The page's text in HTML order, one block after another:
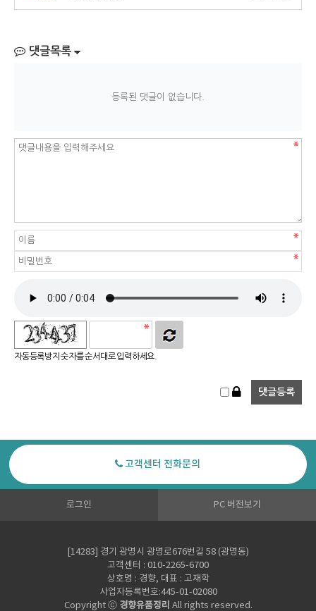
댓글목록
등록된 댓글이 없습니다.
자동등록방지 숫자를 순서대로 입력하세요.
고객센터 전화문의
로그인 PC 버전보기
[14283] 경기 광명시 광명로676번길 58 (광명동)
고객센터 : 010-2265-6700
상호명 : 경향, 대표 : 고재학
사업자등록번호:445-01-02080
Copyright ⓒ 경향유품정리 All rights reserved.